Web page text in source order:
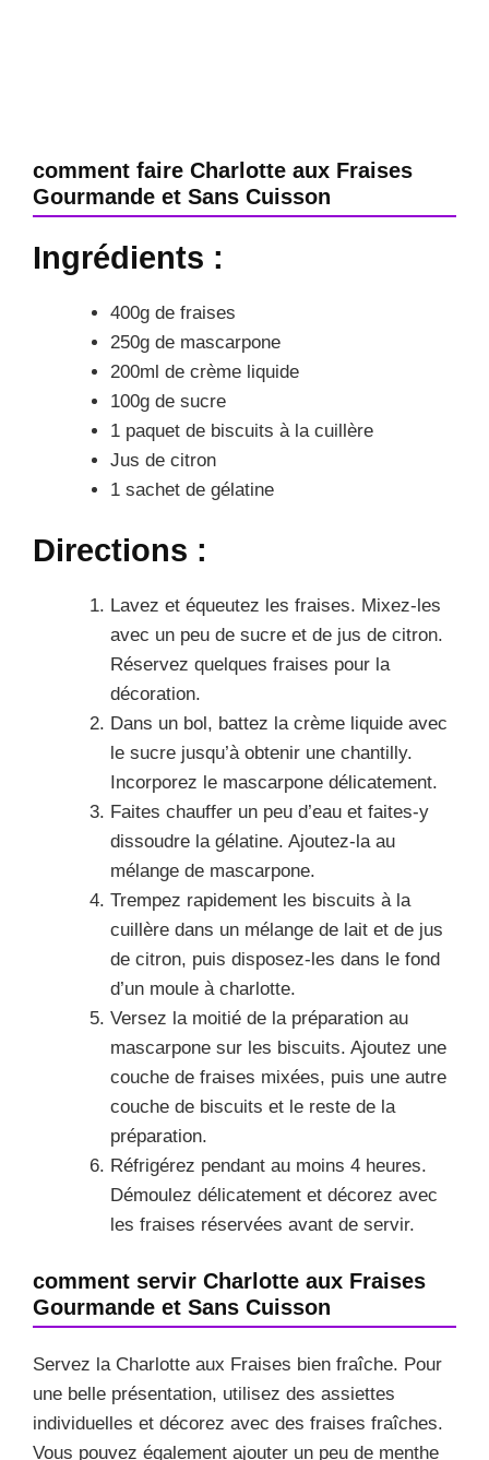
comment faire Charlotte aux Fraises
Gourmande et Sans Cuisson
Ingrédients :
400g de fraises
250g de mascarpone
200ml de crème liquide
100g de sucre
1 paquet de biscuits à la cuillère
Jus de citron
1 sachet de gélatine
Directions :
Lavez et équeutez les fraises. Mixez-les
avec un peu de sucre et de jus de citron.
Réservez quelques fraises pour la
décoration.
Dans un bol, battez la crème liquide avec
le sucre jusqu’à obtenir une chantilly.
Incorporez le mascarpone délicatement.
Faites chauffer un peu d’eau et faites-y
dissoudre la gélatine. Ajoutez-la au
mélange de mascarpone.
Trempez rapidement les biscuits à la
cuillère dans un mélange de lait et de jus
de citron, puis disposez-les dans le fond
d’un moule à charlotte.
Versez la moitié de la préparation au
mascarpone sur les biscuits. Ajoutez une
couche de fraises mixées, puis une autre
couche de biscuits et le reste de la
préparation.
Réfrigérez pendant au moins 4 heures.
Démoulez délicatement et décorez avec
les fraises réservées avant de servir.
comment servir Charlotte aux Fraises
Gourmande et Sans Cuisson
Servez la Charlotte aux Fraises bien fraîche. Pour
une belle présentation, utilisez des assiettes
individuelles et décorez avec des fraises fraîches.
Vous pouvez également ajouter un peu de menthe